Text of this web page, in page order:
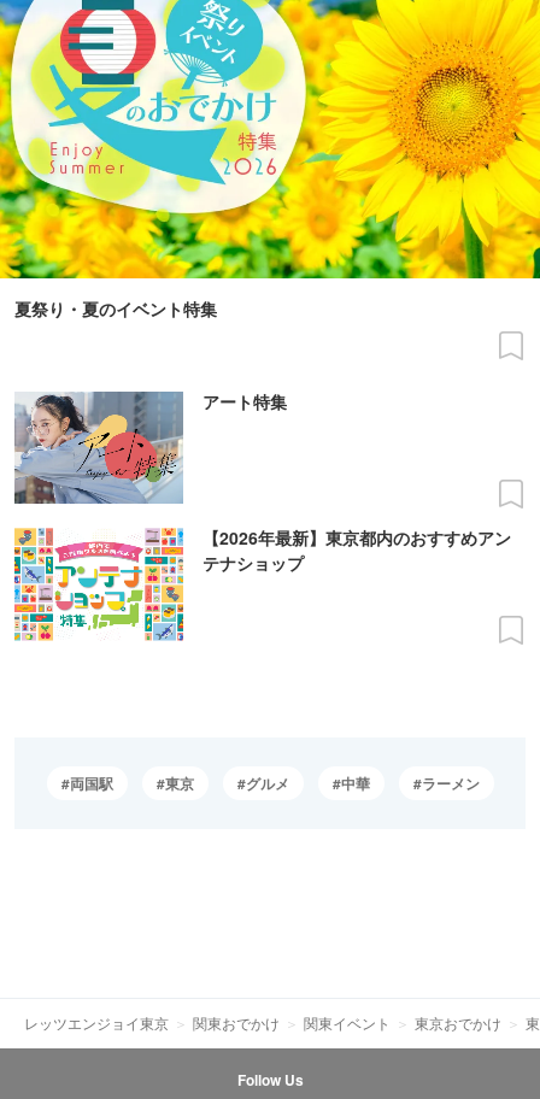
夏祭り・夏のイベント特集
アート特集
【2026年最新】東京都内のおすすめアン
テナショップ
両国駅 東京 グルメ 中華 ラーメン
レッツエンジョイ東京 関東おでかけ 関東イベント 東京おでかけ
Follow Us